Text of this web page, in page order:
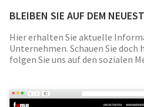
BLEIBEN SIE AUF DEM
Hier erhalten Sie aktuelle
Unternehmen. Schauen Sie doch
folgen Sie uns auf den sozialen